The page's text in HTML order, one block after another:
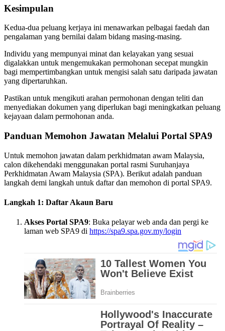
Kesimpulan
Kedua-dua peluang kerjaya ini menawarkan pelbagai faedah dan
pengalaman yang bernilai dalam bidang masing-masing.
Individu yang mempunyai minat dan kelayakan yang sesuai
digalakkan untuk mengemukakan permohonan secepat mungkin
bagi mempertimbangkan untuk mengisi salah satu daripada jawatan
yang dipertaruhkan.
Pastikan untuk mengikuti arahan permohonan dengan teliti dan
menyediakan dokumen yang diperlukan bagi meningkatkan peluang
kejayaan dalam permohonan anda.
Panduan Memohon Jawatan Melalui Portal SPA9
Untuk memohon jawatan dalam perkhidmatan awam Malaysia,
calon dikehendaki menggunakan portal rasmi Suruhanjaya
Perkhidmatan Awam Malaysia (SPA). Berikut adalah panduan
langkah demi langkah untuk daftar dan memohon di portal SPA9.
Langkah 1: Daftar Akaun Baru
Akses Portal SPA9: Buka pelayar web anda dan pergi ke
laman web SPA9 di https://spa9.spa.gov.my/login